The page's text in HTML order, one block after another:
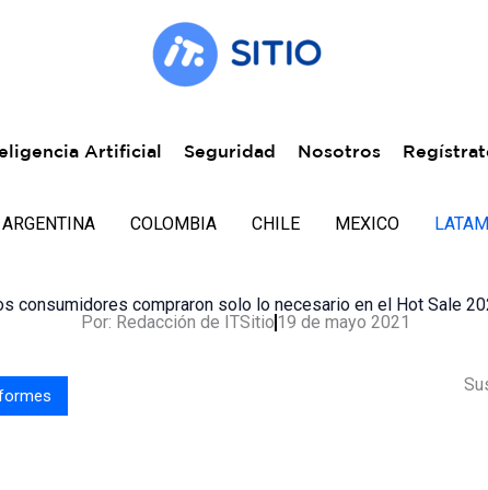
Artificial Seguridad Nosotros
ARGENTINA COLOMBIA CHILE MEXICO LATAM
consumidores compraron solo lo necesario en el Hot Sale
Por: Redacción de ITSitio 19 de mayo 2021